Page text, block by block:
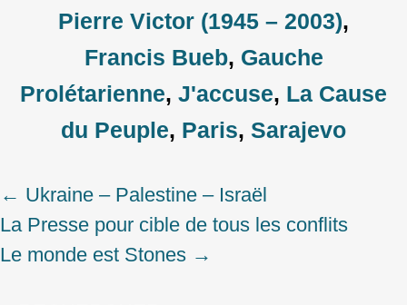
Pierre Victor (1945 – 2003),
Francis Bueb, Gauche
Prolétarienne, J'accuse, La Cause
du Peuple, Paris, Sarajevo
Post
navigation
← Ukraine – Palestine – Israël
La Presse pour cible de tous les conflits
Le monde est Stones →